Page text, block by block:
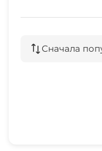
Сначала